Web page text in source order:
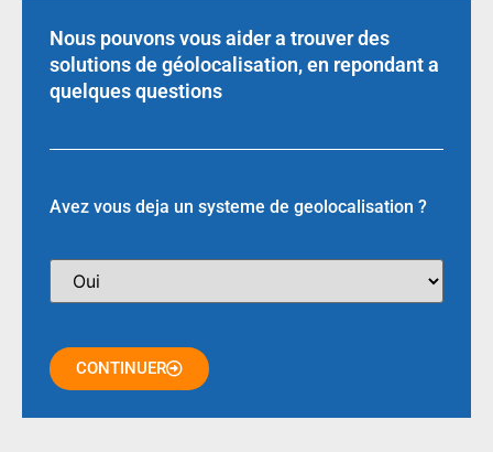
Nous pouvons vous aider a trouver des
solutions de géolocalisation, en repondant a
quelques questions
Avez vous deja un systeme de geolocalisation ?
CONTINUER